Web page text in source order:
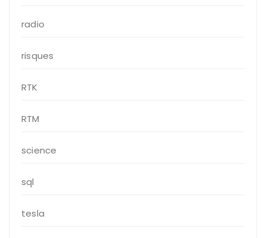
radio
risques
RTK
RTM
science
sql
tesla